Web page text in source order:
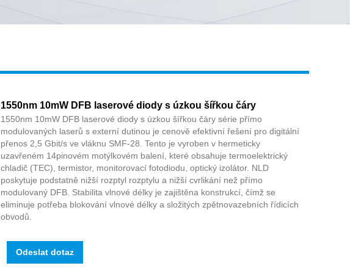
1550nm 10mW DFB laserové diody s úzkou šířkou čáry
1550nm 10mW DFB laserové diody s úzkou šířkou čáry série přímo
modulovaných laserů s externí dutinou je cenově efektivní řešení pro digitální
přenos 2,5 Gbit/s ve vláknu SMF-28. Tento je vyroben v hermeticky
uzavřeném 14pinovém motýlkovém balení, které obsahuje termoelektrický
chladič (TEC), termistor, monitorovací fotodiodu, optický izolátor. NLD
poskytuje podstatně nižší rozptyl rozptylu a nižší cvrlikání než přímo
modulovaný DFB. Stabilita vlnové délky je zajištěna konstrukcí, čímž se
eliminuje potřeba blokování vlnové délky a složitých zpětnovazebních řídicích
obvodů.
Odeslat dotaz